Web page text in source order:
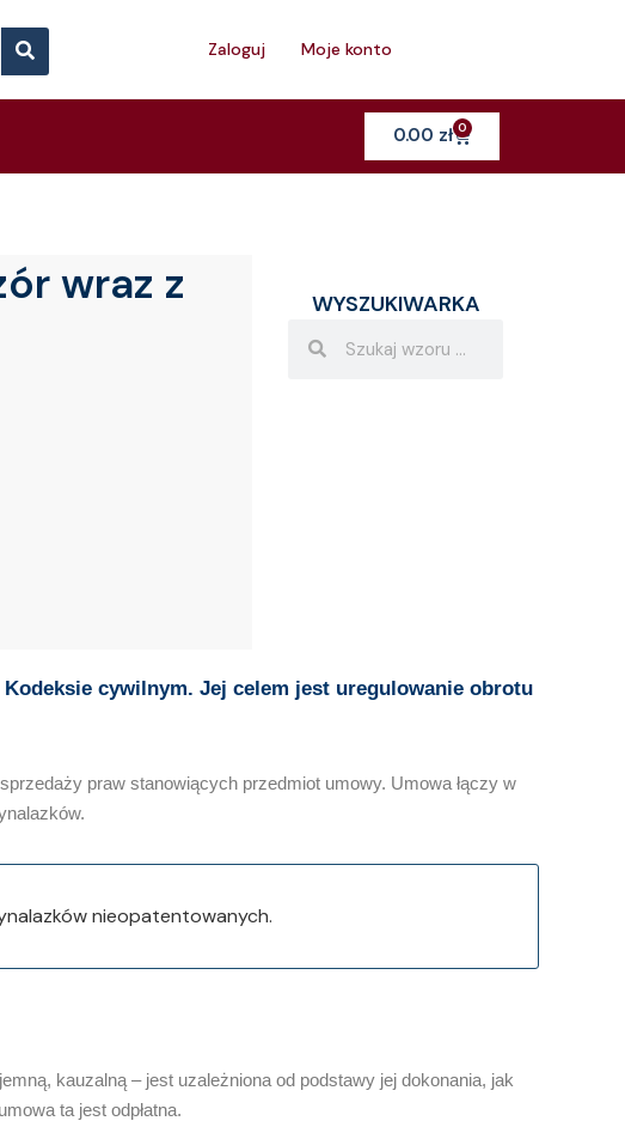
Search
Zaloguj Moje konto
0.00 zł 0Cart
wraz z
WYSZUKIWARKA
cywilnym. Jej celem jest uregulowanie obrotu
praw stanowiących przedmiot umowy. Umowa łączy w
nieopatentowanych.
kauzalną – jest uzależniona od podstawy jej dokonania, jak
ta jest odpłatna.